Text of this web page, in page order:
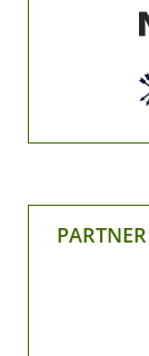
PARTNER